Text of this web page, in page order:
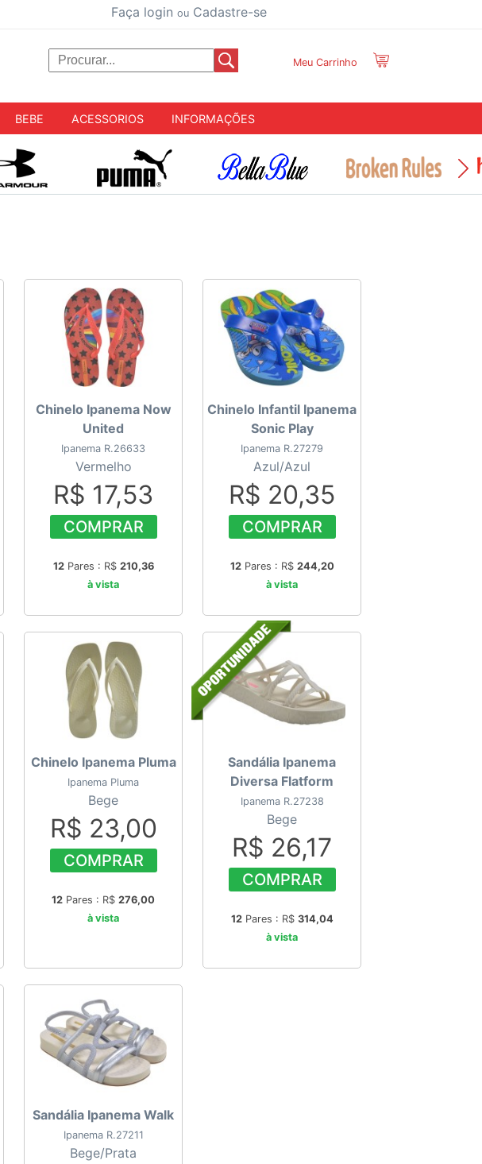
Faça login ou Cadastre-se
Meu Carrinho
BEBE ACESSORIOS INFORMAÇÕES
Chinelo Ipanema Now
United
Ipanema R.26633
Vermelho
R$ 17,53
COMPRAR
12Pares : R$ 210,36
à vista
Chinelo Infantil Ipanema
Sonic Play
Ipanema R.27279
Azul/Azul
R$ 20,35
COMPRAR
12Pares : R$ 244,20
à vista
Chinelo Ipanema Pluma
Ipanema Pluma
Bege
R$ 23,00
COMPRAR
12 Pares : R$ 276,00
à vista
Sandália Ipanema
Diversa Flatform
Ipanema R.27238
Bege
R$ 26,17
COMPRAR
12Pares : R$ 314,04
à vista
Sandália Ipanema Walk
Ipanema R.27211
Bege/Prata